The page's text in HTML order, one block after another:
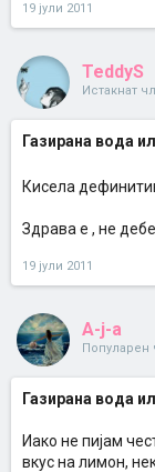
19 јули 2011
TeddyS
Истакнат
Газирана вода
Кисела
Здрава е , не
19 јули 2011
A-j-a
Популарен
Газирана вода
Иако не пијам
вкус на лимон,